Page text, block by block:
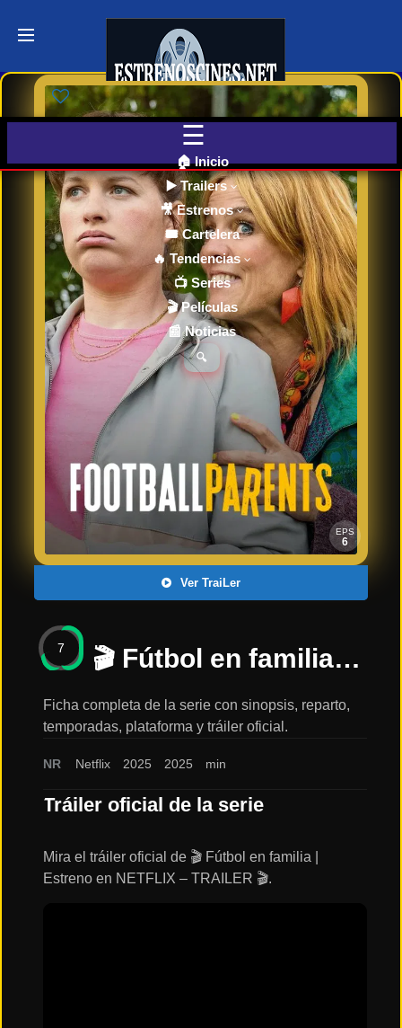
Últimos
🎬 VER
AHORA
Cartelera
de Cine
Próximos
Estrenos
en Cines
📺 VER
SERIES
PLATAFORMAS
Series
de TV y
Streaming
Plataformas
ESTRENOS
🏠 Inicio
▶️ Trailers
🎥 Estrenos
🎟️ Cartelera
🔥 Tendencias
📺 Series
🎬 Películas
📰 Noticias
🔍
EPS
6
Ver TraiLer
7 🎬 Fútbol en familia | Estreno en NETFLIX – TRAILER 🎬: sinopsis, reparto y tráiler
Ficha completa de la serie con sinopsis, reparto,
temporadas, plataforma y tráiler oficial.
NR Netflix 2025 2025 min
Tráiler oficial de la serie
Mira el tráiler oficial de 🎬 Fútbol en familia |
Estreno en NETFLIX – TRAILER 🎬.